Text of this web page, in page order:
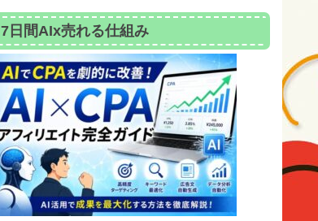
7日間AIx売れる仕組み